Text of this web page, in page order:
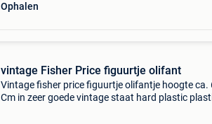
Ophalen
vintage Fisher Price figuurtje olifant
Vintage fisher price figuurtje olifantje hoogte ca.
Cm in zeer goede vintage staat hard plastic